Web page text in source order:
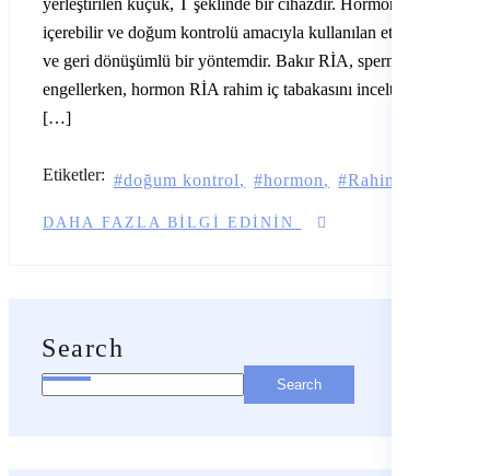
yerleştirilen küçük, T şeklinde bir cihazdır. Hormon veya bakır
içerebilir ve doğum kontrolü amacıyla kullanılan etkili, uzun
ve geri dönüşümlü bir yöntemdir. Bakır RİA, spermin hareketini
engellerken, hormon RİA rahim iç tabakasını inceltir ve
[…]
Etiketler: doğum kontrol hormon Rahim içi alet
DAHA FAZLA BILGI EDININ
Search
Search